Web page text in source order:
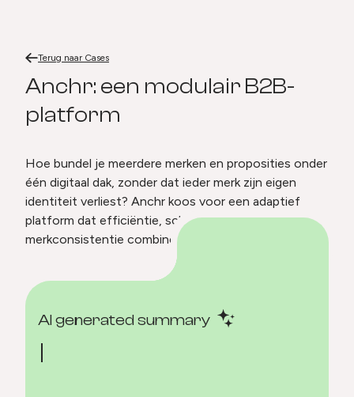
Terug naarHome
Terug naar Cases
Anchr.
Anchr.
Anchr: een modulair B2B-
platform
Hoe bundel je meerdere merken en proposities onder
één digitaal dak, zonder dat ieder merk zijn eigen
identiteit verliest? Anchr koos voor een adaptief
platform dat efficiëntie, schaalbaarheid én
merkconsistentie combineert.
AI generated summary